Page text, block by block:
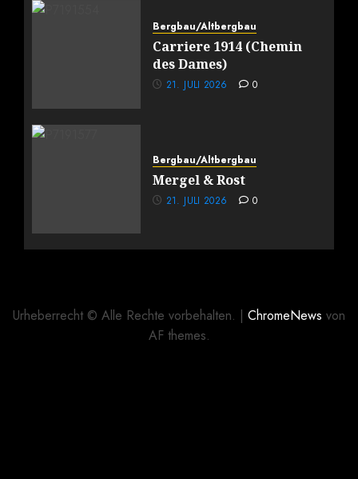
Bergbau/Altbergbau
Carriere 1914 (Chemin
des Dames)
21. JULI 2026 0
Bergbau/Altbergbau
Mergel & Rost
21. JULI 2026 0
Urheberrecht © Alle Rechte vorbehalten. | ChromeNews von
AF themes.